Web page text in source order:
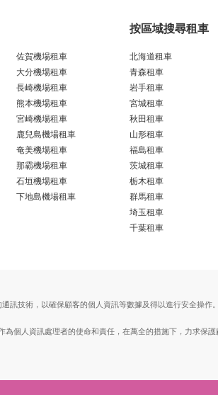
佐賀機場租車
大分機場租車
長崎機場租車
熊本機場租車
宮崎機場租車
鹿兒島機場租車
奄美機場租車
那霸機場租車
石垣機場租車
下地島機場租車
按區域搜尋租車
北海道租車
青森租車
岩手租車
宮城租車
秋田租車
山形租車
福島租車
茨城租車
栃木租車
群馬租車
埼玉租車
千葉租車
通訊技術，以確保顧客的個人資訊等數據及得以進行安全操
為個人資訊處理者的使命和責任，在萬全的措施下，力求保